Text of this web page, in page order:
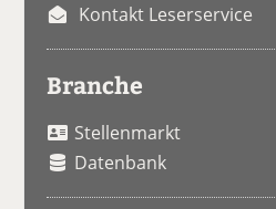
Kontakt Leserservice
Branche
Stellenmarkt
Datenbank